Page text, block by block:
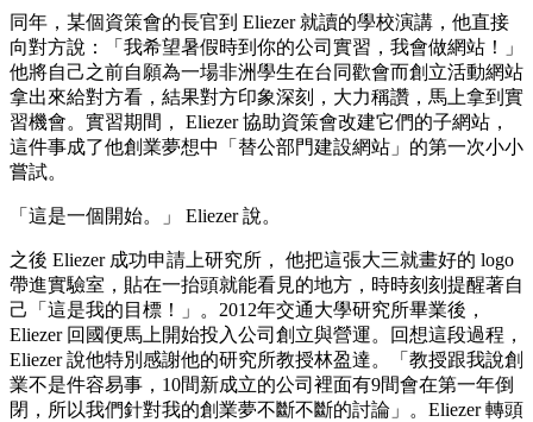
同年，某個資策會的長官到 Eliezer 就讀的學校演講，他直接
向對方說：「我希望暑假時到你的公司實習，我會做網站！」
他將自己之前自願為一場非洲學生在台同歡會而創立活動網站
拿出來給對方看，結果對方印象深刻，大力稱讚，馬上拿到實
習機會。實習期間， Eliezer 協助資策會改建它們的子網站，
這件事成了他創業夢想中「替公部門建設網站」的第一次小小
嘗試。
「這是一個開始。」 Eliezer 說。
之後 Eliezer 成功申請上研究所， 他把這張大三就畫好的 logo
帶進實驗室，貼在一抬頭就能看見的地方，時時刻刻提醒著自
己「這是我的目標！」。2012年交通大學研究所畢業後，
Eliezer 回國便馬上開始投入公司創立與營運。回想這段過程，
Eliezer 說他特別感謝他的研究所教授林盈達。「教授跟我說創
業不是件容易事，10間新成立的公司裡面有9間會在第一年倒
閉，所以我們針對我的創業夢不斷不斷的討論」。Eliezer 轉頭